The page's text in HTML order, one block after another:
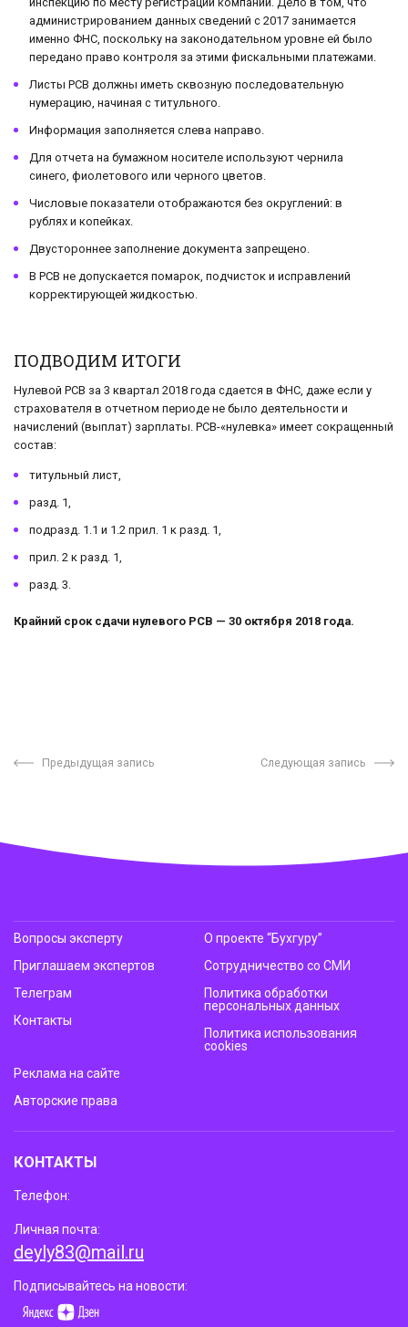
администрированием данных сведений с 2017 занимается
именно ФНС, поскольку на законодательном уровне ей было
передано право контроля за этими фискальными платежами.
Листы РСВ должны иметь сквозную последовательную
нумерацию, начиная с титульного.
Информация заполняется слева направо.
Для отчета на бумажном носителе используют чернила
синего, фиолетового или черного цветов.
Числовые показатели отображаются без округлений: в
рублях и копейках.
Двустороннее заполнение документа запрещено.
В РСВ не допускается помарок, подчисток и исправлений
корректирующей жидкостью.
ПОДВОДИМ ИТОГИ
Нулевой РСВ за 3 квартал 2018 года сдается в ФНС, даже если у
страхователя в отчетном периоде не было деятельности и
начислений (выплат) зарплаты. РСВ-«нулевка» имеет сокращенный
состав:
титульный лист,
разд. 1,
подразд. 1.1 и 1.2 прил. 1 к разд. 1,
прил. 2 к разд. 1,
разд. 3.
Крайний срок сдачи нулевого РСВ — 30 октября 2018 года.
Предыдущая запись Следующая запись
Вопросы эксперту
Приглашаем экспертов
Телеграм
Контакты
О проекте “Бухгуру”
Сотрудничество со СМИ
Политика обработки
персональных данных
Политика использования
cookies
Реклама на сайте
Авторские права
КОНТАКТЫ
Телефон:
Личная почта:
deyly83@mail.ru
Подписывайтесь на новости: